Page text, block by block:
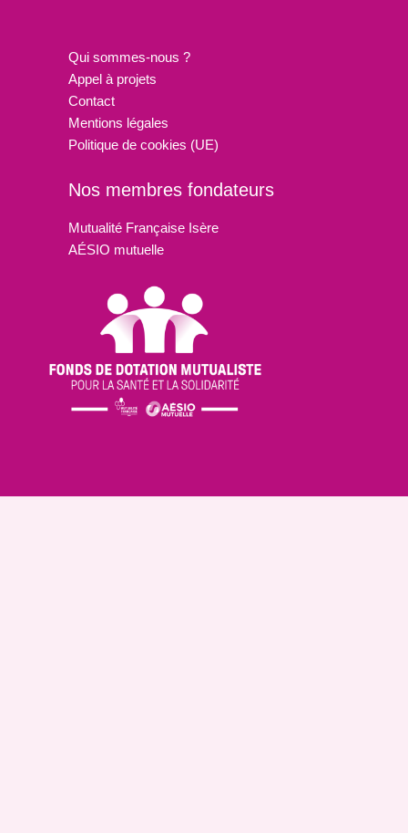
Qui sommes-nous ?
Appel à projets
Contact
Mentions légales
Politique de cookies (UE)
Nos membres fondateurs
Mutualité Française Isère
AÉSIO mutuelle